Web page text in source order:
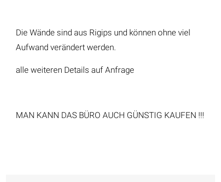
Die Wände sind aus Rigips und können ohne viel
Aufwand verändert werden.
alle weiteren Details auf Anfrage
MAN KANN DAS BÜRO AUCH GÜNSTIG KAUFEN !!!